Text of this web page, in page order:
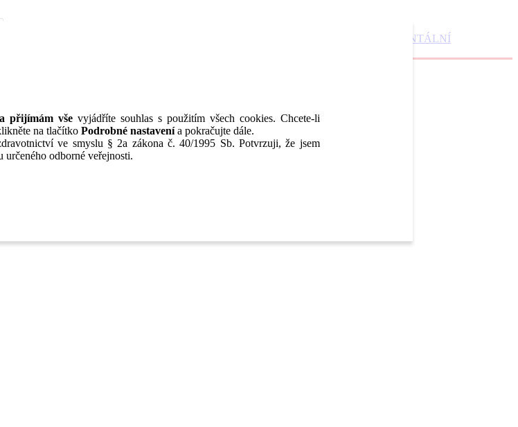
DENTÁLNÍ
přijímám vše vyjádříte souhlas s použitím všech cookies. Chcete-li
na tlačítko Podrobné nastavenía pokračujte dále.
ve smyslu § 2a zákona č. 40/1995 Sb. Potvrzuji, že jsem
odborné veřejnosti.